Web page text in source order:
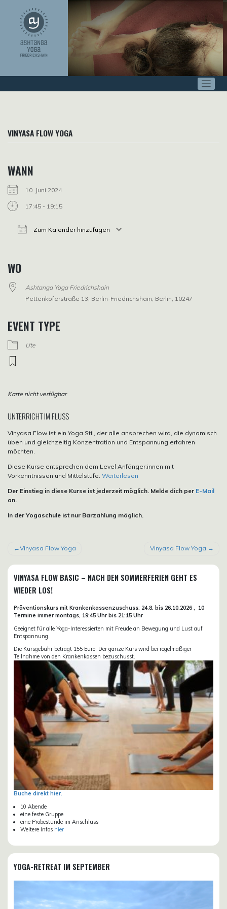
springen
VINYASA FLOW YOGA
WANN
10. Juni 2024
17:45 - 19:15
Zum Kalender hinzufügen
WO
Ashtanga Yoga Friedrichshain
Pettenkoferstraße 13, Berlin-Friedrichshain, Berlin, 10247
EVENT TYPE
Ute
Karte nicht verfügbar
UNTERRICHT IM FLUSS
Vinyasa Flow ist ein Yoga Stil, der alle ansprechen wird, die dynamisch
üben und gleichzeitig Konzentration und Entspannung erfahren
möchten.
Diese Kurse entsprechen dem Level Anfänger:innen mit
Vorkenntnissen und Mittelstufe. Weiterlesen
Der Einstieg in diese Kurse ist jederzeit möglich. Melde dich per E-Mail
an.
In der Yogaschule ist nur Barzahlung möglich.
BEITRAGSNAVIGATION
Vinyasa Flow Yoga Vinyasa Flow Yoga
VINYASA FLOW BASIC – NACH DEN SOMMERFERIEN GEHT ES
WIEDER LOS!
Präventionskurs mit Krankenkassenzuschuss: 24.8. bis 26.10.2026 , 10
Termine immer montags, 19:45 Uhr bis 21:15 Uhr
Geeignet für alle Yoga-Interessierten mit Freude an Bewegung und Lust auf
Entspannung.
Die Kursgebühr beträgt 155 Euro. Der ganze Kurs wird bei regelmäßiger
Teilnahme von den Krankenkassen bezuschusst.
Buche direkt hier.
10 Abende
eine feste Gruppe
eine Probestunde im Anschluss
Weitere Infos hier
YOGA-RETREAT IM SEPTEMBER